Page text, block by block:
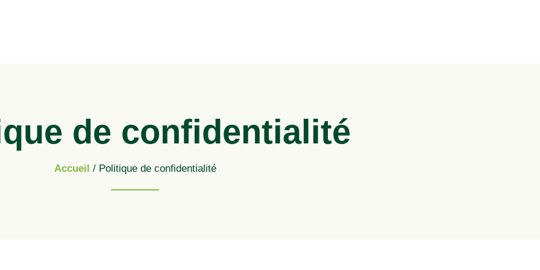
de confidentialité
Accueil / Politique de confidentialité